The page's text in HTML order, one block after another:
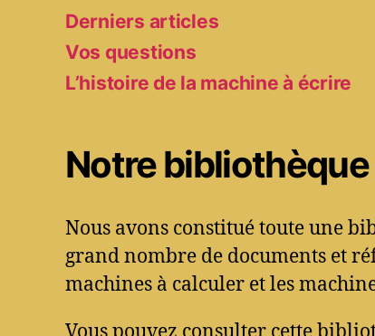
Derniers articles
Vos questions
L’histoire de la machine à écrire
Notre bibliothèque
Nous avons constitué toute une
grand nombre de documents et
machines à calculer et les